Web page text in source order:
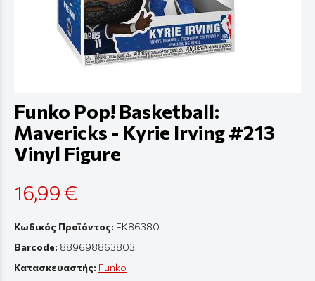
Funko Pop! Basketball:
Mavericks - Kyrie Irving #213
Vinyl Figure
16,99 €
Κωδικός Προϊόντος: FK86380
Barcode: 889698863803
Κατασκευαστής: Funko